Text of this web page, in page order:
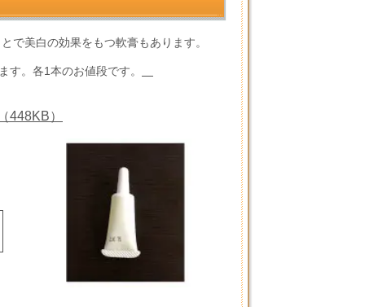
で美白の効果をもつ軟膏もあります。
す。 各1本のお値段です。
448KB）